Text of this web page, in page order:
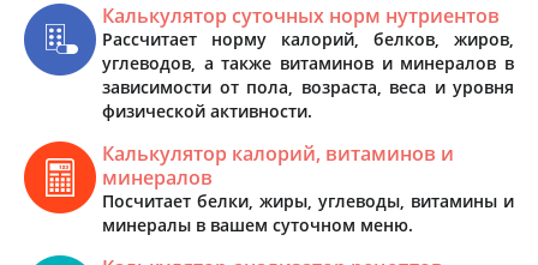
Калькулятор суточных норм нутриентов
Рассчитает норму калорий, белков, жиров,
углеводов, а также витаминов и минералов в
зависимости от пола, возраста, веса и уровня
физической активности.
Калькулятор калорий, витаминов и
минералов
Посчитает белки, жиры, углеводы, витамины и
минералы в вашем суточном меню.